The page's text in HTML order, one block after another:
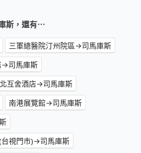
斯，還有⋯
三軍總醫院汀州院區→司馬庫斯
→司馬庫斯
互舍酒店→司馬庫斯
南港展覽館→司馬庫斯
台視門市)→司馬庫斯